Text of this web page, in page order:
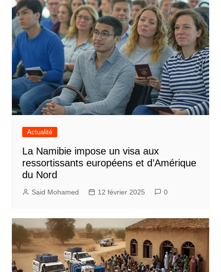
Actualité
La Namibie impose un visa aux
ressortissants européens et d’Amérique
du Nord
Said Mohamed 12 février 2025 0